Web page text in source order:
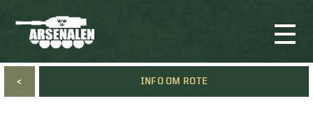
< INFO OM ROTE